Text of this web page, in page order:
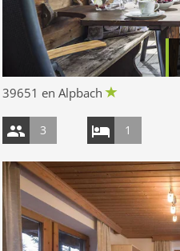
39651 en Alpbach
3 1